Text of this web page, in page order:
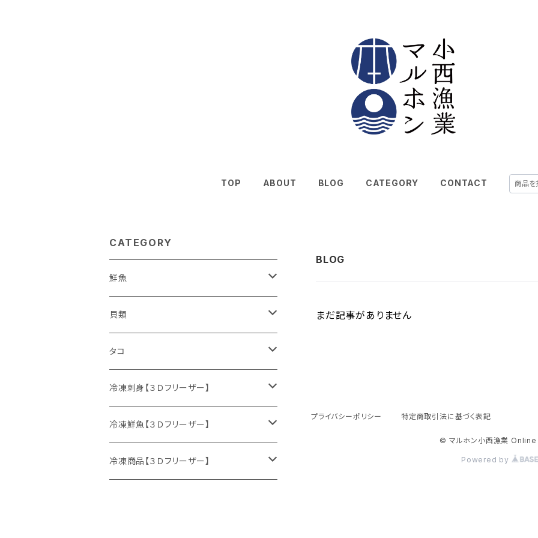
TOP ABOUT BLOG CATEGORY CONTACT
まだ記事がありません
CATEGORY
鮮魚
鮮魚セット
サケ
サクラマス
特別セット
マダラ
貝類
ホタテ
カキ
タコ
ミズダコ
冷凍刺身【３Ｄフリーザー】
ニシン
刺身セット
冷凍鮮魚【３Ｄフリーザー】
鮮魚セット
冷凍商品【３Ｄフリーザー】
プライバシーポリシー 特定商取引法に基づく表記
© マルホン小西漁業
Powered by